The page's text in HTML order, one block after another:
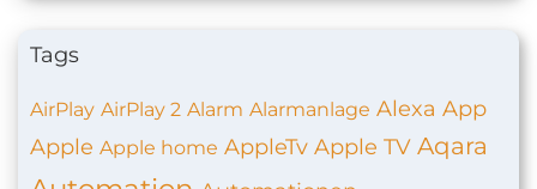
Tags
AirPlay AirPlay 2 Alarm Alarmanlage Alexa App
Apple Apple home AppleTv Apple TV Aqara